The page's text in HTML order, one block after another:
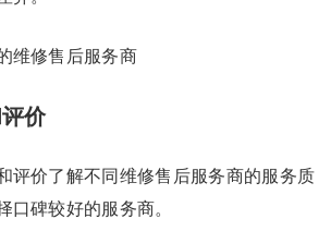
维修售后服务商
价
评价了解不同维修售后服务商的服务质
口碑较好的服务商。